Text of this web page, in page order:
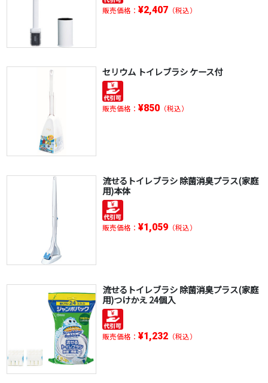
販売価格： ¥2,407（税込）
セリウム トイレブラシ ケース付
販売価格： ¥850（税込）
流せるトイレブラシ 除菌消臭プラス(家庭
用)本体
販売価格： ¥1,059（税込）
流せるトイレブラシ 除菌消臭プラス(家庭
用)つけかえ 24個入
販売価格： ¥1,232（税込）